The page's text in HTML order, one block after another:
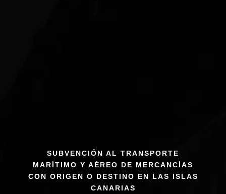
SUBVENCIÓN AL TRANSPORTE
MARÍTIMO Y AÉREO DE MERCANCÍAS
CON ORIGEN O DESTINO EN LAS ISLAS
CANARIAS